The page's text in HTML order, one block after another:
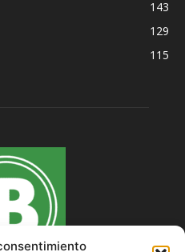
143
129
115